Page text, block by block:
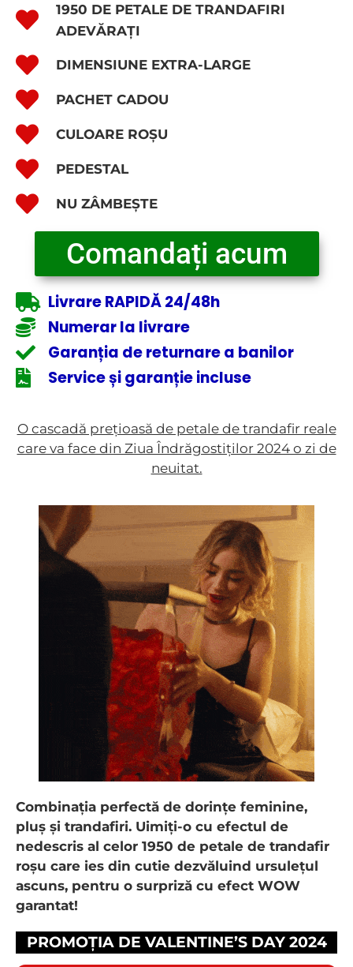
1950 DE PETALE DE TRANDAFIRI
ADEVĂRAȚI
DIMENSIUNE EXTRA-LARGE
PACHET CADOU
CULOARE ROȘU
PEDESTAL
NU ZÂMBEȘTE
Comandați acum
Livrare RAPIDĂ 24/48h
Numerar la livrare
Garanția de returnare a banilor
Service și garanție incluse
O cascadă prețioasă de petale de trandafir reale
care va face din Ziua Îndrăgostiților 2024 o zi de
neuitat.
Combinația perfectă de dorințe feminine,
pluș și trandafiri. Uimiți-o cu efectul de
nedescris al celor 1950 de petale de trandafir
roșu care ies din cutie dezvăluind ursulețul
ascuns, pentru o surpriză cu efect WOW
garantat!
PROMOȚIA DE VALENTINE’S DAY 2024